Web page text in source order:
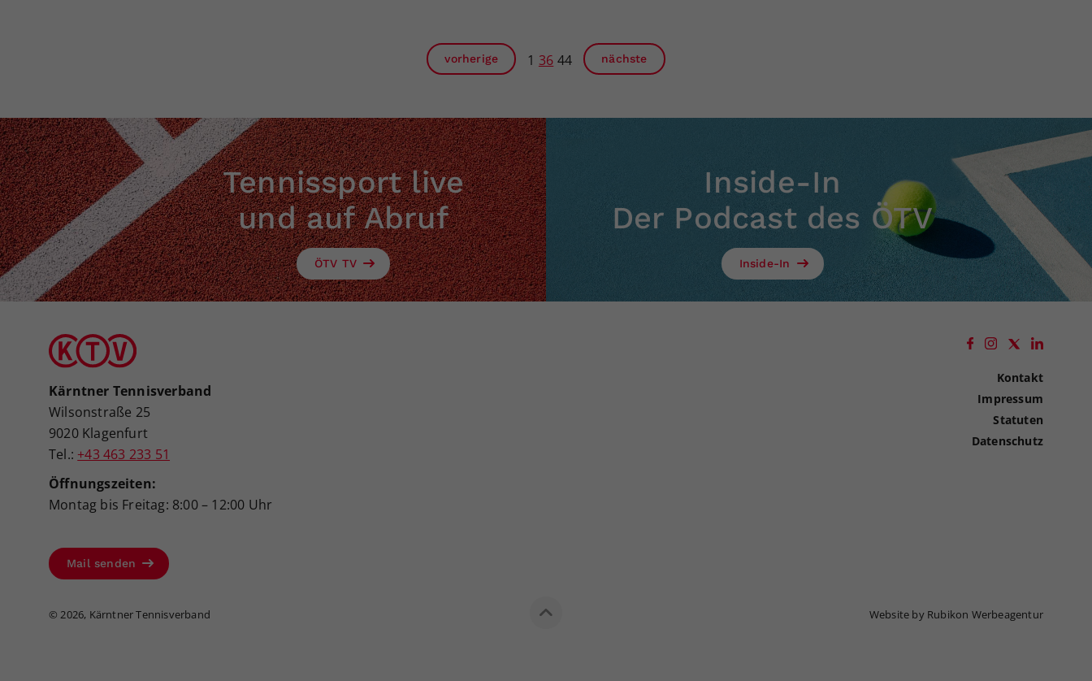
vorherige 1 36 44 nächste
Tennissport live
und auf Abruf
ÖTV TV
Inside-In
Der Podcast des ÖTV
Inside-In
Kärntner Tennisverband
Wilsonstraße 25
9020 Klagenfurt
Tel.: +43 463 233 51
Öffnungszeiten:
Montag bis Freitag: 8:00 – 12:00 Uhr
Mail senden
Kontakt
Impressum
Statuten
Datenschutz
© 2026, Kärntner Tennisverband Website by Rubikon Werbeagentur